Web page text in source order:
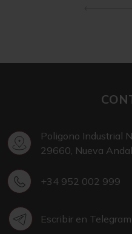
Poligono Industrial
29660, Nueva
+34 952 002 999
Escribir en Telegram